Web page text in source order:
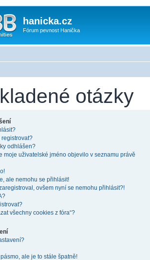
hanicka.cz
Fórum pevnost Hanička
otázky
odhlášen?
moje uživatelské jméno objevilo v seznamu právě
ale nemohu se přihlásit!
ovšem nyní se nemohu přihlásit?!
všechny cookies z fóra“?
ale je to stále špatně!